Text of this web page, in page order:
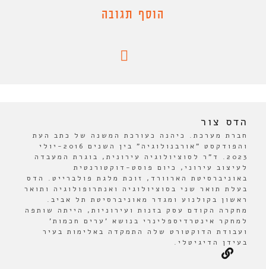
הוסף תגובה
הדס צור
חברת מערכת. כיהנה כעורכת המשנה של כתב העת
והפודקסט "אורבנולוגיה" בין השנים 2016-יולי
2023. ד"ר לסוציולוגיה עירונית, בוגרת המעבדה
לעיצוב עירוני, כיום פוסט-דוקטורנטית
באוניברסיטת הארוורד, זוכת מלגת פולברייט. הדס
בעלת תואר שני בסוציולוגיה ואנתרופולוגיה ותואר
ראשון בקולנוע ומגדר מאוניברסיטת תל אביב.
מחקרה הקודם עסק בזנות ועירוניות, הייתה שותפה
למחקר אינטרדיספלינרי בנושא 'ערים חכמות'
ועבודת הדוקטורט שלה התמקדה באלימות בעיר
בעידן הדיגיטלי.